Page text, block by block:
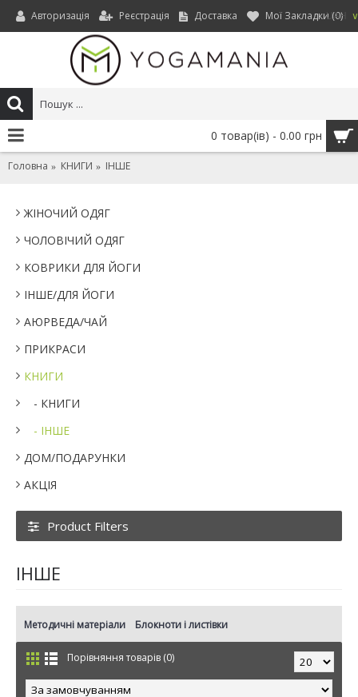
UAH ∨
Авторизація Реєстрація Доставка Мої Закладки (0)
0 товар(ів) - 0.00 грн
Головна КНИГИ ІНШЕ
ЖІНОЧИЙ ОДЯГ
ЧОЛОВІЧИЙ ОДЯГ
КОВРИКИ ДЛЯ ЙОГИ
IНШЕ/ДЛЯ ЙОГИ
АЮРВЕДА/ЧАЙ
ПРИКРАСИ
КНИГИ
- КНИГИ
- ІНШЕ
ДОМ/ПОДАРУНКИ
АКЦІЯ
Product Filters
ІНШЕ
Методичні матеріали Блокноти і листівки
Порівняння товарів (0)